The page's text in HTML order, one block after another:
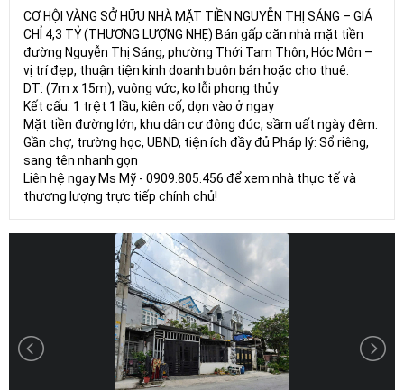
CƠ HỘI VÀNG SỞ HỮU NHÀ MẶT TIỀN NGUYỄN THỊ SÁNG – GIÁ
CHỈ 4,3 TỶ (THƯƠNG LƯỢNG NHẸ) Bán gấp căn nhà mặt tiền
đường Nguyễn Thị Sáng, phường Thới Tam Thôn, Hóc Môn –
vị trí đẹp, thuận tiện kinh doanh buôn bán hoặc cho thuê.
DT: (7m x 15m), vuông vức, ko lỗi phong thủy
Kết cấu: 1 trệt 1 lầu, kiên cố, dọn vào ở ngay
Mặt tiền đường lớn, khu dân cư đông đúc, sầm uất ngày đêm.
Gần chợ, trường học, UBND, tiện ích đầy đủ Pháp lý: Sổ riêng,
sang tên nhanh gọn
Liên hệ ngay Ms Mỹ - 0909.805.456 để xem nhà thực tế và
thương lượng trực tiếp chính chủ!